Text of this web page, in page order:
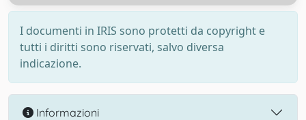
I documenti in IRIS sono protetti da copyright e
tutti i diritti sono riservati, salvo diversa
indicazione.
Informazioni